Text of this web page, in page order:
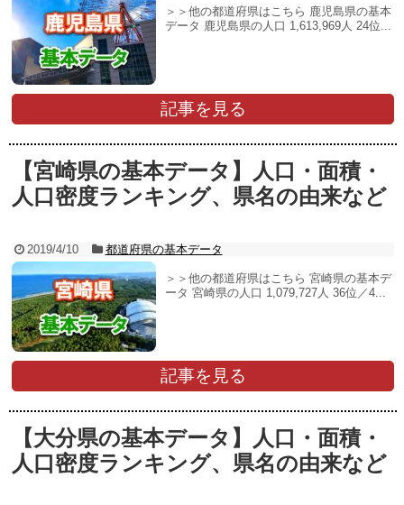
＞＞他の都道府県はこちら 鹿児島県の基本
データ 鹿児島県の人口 1,613,969人 24位...
記事を見る
【宮崎県の基本データ】人口・面積・
人口密度ランキング、県名の由来など
2019/4/10 都道府県の基本データ
＞＞他の都道府県はこちら 宮崎県の基本デ
ータ 宮崎県の人口 1,079,727人 36位／4...
記事を見る
【大分県の基本データ】人口・面積・
人口密度ランキング、県名の由来など